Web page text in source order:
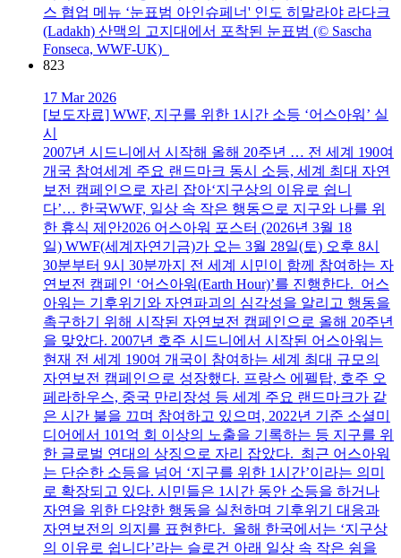
스 협업 메뉴 ‘눈표범 아인슈페너' 인도 히말라야 라다크
(Ladakh) 산맥의 고지대에서 포착된 눈표범 (© Sascha
Fonseca, WWF-UK)
823
17 Mar 2026
[보도자료] WWF, 지구를 위한 1시간 소등 ‘어스아워’ 실
시
2007년 시드니에서 시작해 올해 20주년 … 전 세계 190여
개국 참여세계 주요 랜드마크 동시 소등, 세계 최대 자연
보전 캠페인으로 자리 잡아‘지구상의 이유로 쉽니
다’… 한국WWF, 일상 속 작은 행동으로 지구와 나를 위
한 휴식 제안2026 어스아워 포스터 (2026년 3월 18
일) WWF(세계자연기금)가 오는 3월 28일(토) 오후 8시
30분부터 9시 30분까지 전 세계 시민이 함께 참여하는 자
연보전 캠페인 ‘어스아워(Earth Hour)’를 진행한다. 어스
아워는 기후위기와 자연파괴의 심각성을 알리고 행동을
촉구하기 위해 시작된 자연보전 캠페인으로 올해 20주년
을 맞았다. 2007년 호주 시드니에서 시작된 어스아워는
현재 전 세계 190여 개국이 참여하는 세계 최대 규모의
자연보전 캠페인으로 성장했다. 프랑스 에펠탑, 호주 오
페라하우스, 중국 만리장성 등 세계 주요 랜드마크가 같
은 시간 불을 끄며 참여하고 있으며, 2022년 기준 소셜미
디어에서 101억 회 이상의 노출을 기록하는 등 지구를 위
한 글로벌 연대의 상징으로 자리 잡았다. 최근 어스아워
는 단순한 소등을 넘어 ‘지구를 위한 1시간’이라는 의미
로 확장되고 있다. 시민들은 1시간 동안 소등을 하거나
자연을 위한 다양한 행동을 실천하며 기후위기 대응과
자연보전의 의지를 표현한다. 올해 한국에서는 ‘지구상
의 이유로 쉽니다’라는 슬로건 아래 일상 속 작은 쉼을